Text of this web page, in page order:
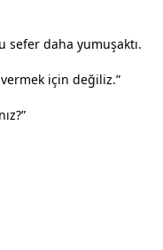
sefer daha yumuşaktı.
için değiliz.”